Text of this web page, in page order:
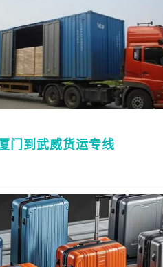
门到武威货运专线